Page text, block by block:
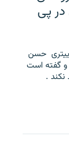
در پی
حسن
و گفته است
نکند .